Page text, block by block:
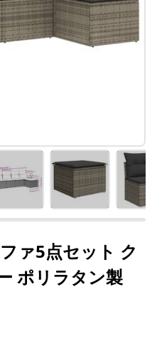
ァ5点セット ク
ポリラタン製